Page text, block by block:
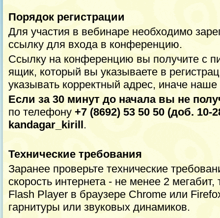
Порядок регистрации
Для участия в вебинаре необходимо
ссылку для входа в конференцию.
Ссылку на конференцию вы получите с
ящик, который вы указываете в
указывать корректный адрес, иначе
Если за 30 минут до начала вы не
по телефону +7 (8692) 53 50 50 (доб. 10-
kandagar_kirill.
Технические требования
Заранее проверьте технические
скорость интернета - не менее 2
Flash Player в браузере Chrome или
гарнитуры или звуковых динамиков.